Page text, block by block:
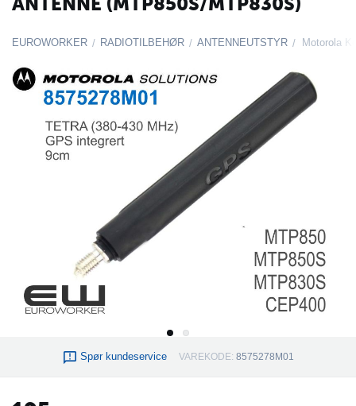
EUROWORKER / RADIOTILBEHØR / ANTENNEUTSTYR /
Spør kundeservice VAREKODE: 8575278M01